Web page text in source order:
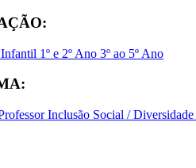
1º e 2º Ano 3º ao 5º Ano
Inclusão Social / Diversidade